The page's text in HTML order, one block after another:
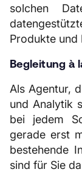
solchen
Produkte und
Begleitung à
Als Agentur,
und Analytik
bei jedem
gerade erst
bestehende
sind für Sie